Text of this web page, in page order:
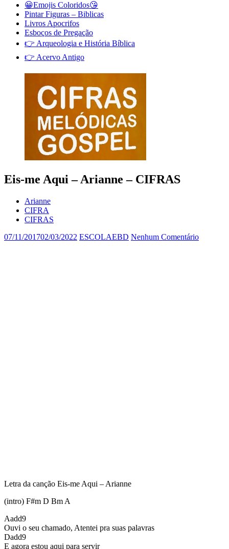
😀Emojis Coloridos😘
Pintar Figuras – Biblicas
Livros Apocrifos
Esboços de Pregação
👉 Arqueologia e História Bíblica
👉 Acervo Antigo
Eis-me Aqui – Arianne – CIFRAS
Arianne
CIFRA
CIFRAS
07/11/201702/03/2022 ESCOLAEBD Nenhum Comentário
Letra da canção Eis-me Aqui – Arianne
(intro) F#m D Bm A
Aadd9
Ouvi o seu chamado, Atentei pra suas palavras
Dadd9
E agora estou aqui para servir